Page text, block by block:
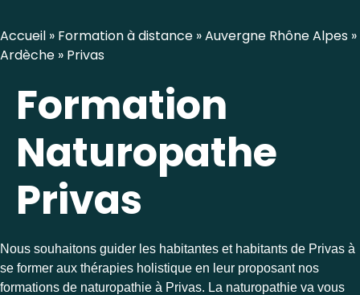
Accueil » Formation à distance »Auvergne Rhône Alpes »
Ardèche » Privas
Formation
Naturopathe
Privas
Nous souhaitons guider les habitantes et habitants de Privas à
se former aux thérapies holistique en leur proposant nos
formations de naturopathie à Privas. La naturopathie va vous